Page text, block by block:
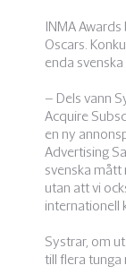
INMA
Oscars.
enda
– Dels vann
Acquire
en ny
Advertising
svenska
utan att vi
internationell
Systrar, om
till flera tunga